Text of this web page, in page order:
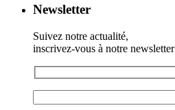
Newsletter
Suivez notre actualité,
inscrivez-vous à notre newsletter